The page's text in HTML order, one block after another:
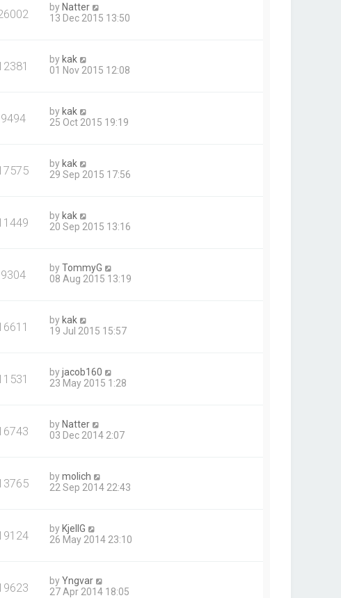
by Natter
13 Dec 2015 13:50
by kak
01 Nov 2015 12:08
9494 by kak
25 Oct 2015 19:19
by kak
29 Sep 2015 17:56
by kak
20 Sep 2015 13:16
9304 byTommyG
08 Aug 2015 13:19
by kak
19 Jul 2015 15:57
byjacob160
23 May 2015 1:28
by Natter
03 Dec 2014 2:07
bymolich
22 Sep 2014 22:43
by KjellG
26 May 2014 23:10
byYngvar
27 Apr 2014 18:05